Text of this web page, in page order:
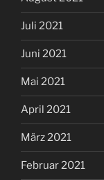
Juli 2021
Juni 2021
Mai 2021
April 2021
März 2021
Februar 2021